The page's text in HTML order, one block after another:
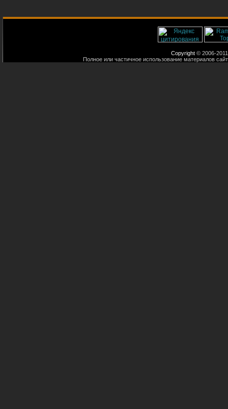
Copyright © 2006-
Полное или частичное использование материалов